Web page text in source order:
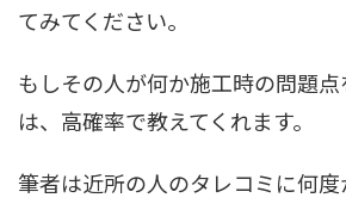
てみてください。
もしその人が何か施工時の問題
は、高確率で教えてくれます。
筆者は近所の人のタレコミに何